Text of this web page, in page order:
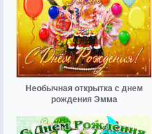
Необычная открытка с днем
рождения Эмма